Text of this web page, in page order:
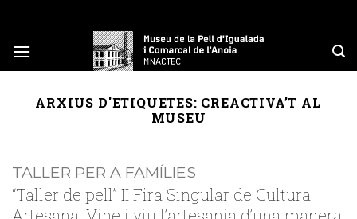
content
ARXIUS D'ETIQUETES: CREACTIVA’T AL
MUSEU
TALLER PER A FAMÍLIES
“Taller de pell” II Fira Singular de Cultura